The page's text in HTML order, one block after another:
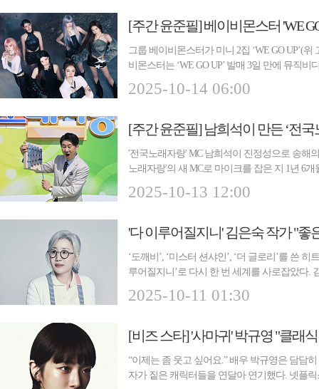
[주간 윤준필] 베이비몬스터 'WE
그룹 베이비몬스터가 미니 2집 ‘WE GO UP’(
비몬스터는 ‘WE GO UP’ 발매 3일 만에 뮤직
2025-10-14 06:00
[주간 윤준필] 남희석이 만든 ‘전국
'전국노래자랑' MC 남희석이 진정성으로 송해
노래자랑'의 새 MC로 마이크를 잡은 지 1년 6
2025-10-13 12:00
'다 이루어질지니' 김은숙 작가 "좋
‘도깨비’, ‘미스터 션샤인’, ‘더 글로리’를 쓴
루어질지니’로 다시 한 번 세계를 사로잡았다.
2025-10-11 01:30
[비즈 스타] '사마귀' 박규영 "클래
“이제는 좀 웃고 싶어요.” 배우 박규영은 담담
자가 짙은 캐릭터들을 연달아 연기했다. 넷플